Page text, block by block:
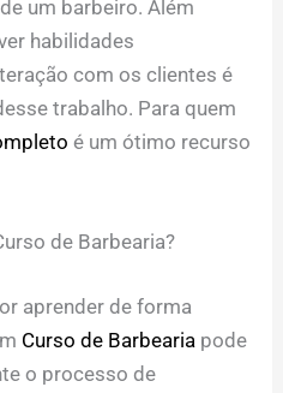
um barbeiro. Além
habilidades
com os clientes é
trabalho. Para quem
é um ótimo recurso
de Barbearia?
aprender de forma
Curso de Barbearia pode
o processo de